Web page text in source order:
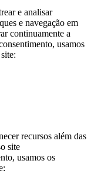
e analisar
e navegação em
continuamente a
usamos
recursos além das
site
usamos os